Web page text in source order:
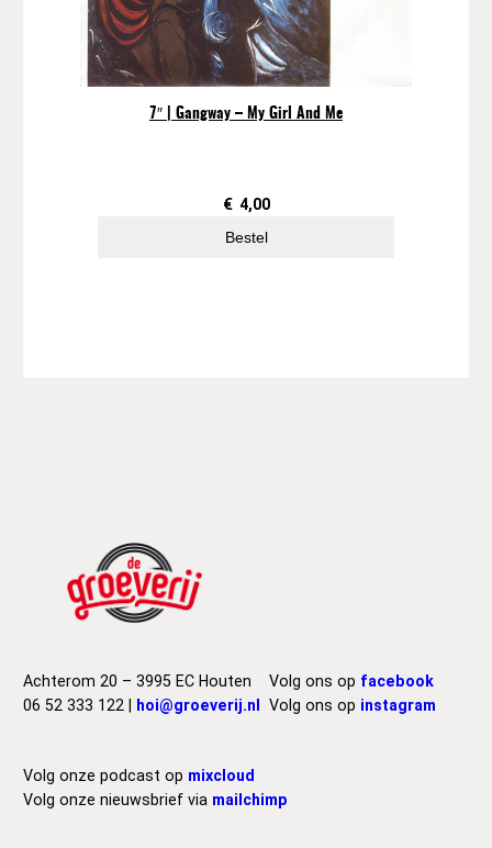
7″ | Gangway – My Girl And Me
€ 4,00
Bestel
Achterom 20 – 3995 EC Houten
06 52 333 122 |
hoi@groeverij.nl
Volg ons op facebook
Volg ons op instagram
Volg onze podcast op mixcloud
Volg onze nieuwsbrief via mailchimp